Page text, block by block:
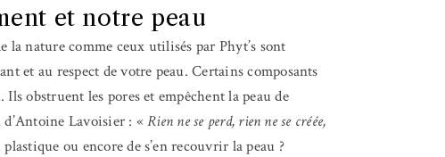
et notre peau
la nature comme ceux utilisés par Phyt’s sont
et au respect de votre peau. Certains composants
obstruent les pores et empêchent la peau de
Lavoisier : «Rien ne se perd, rien ne se créée,
ou encore de s’en recouvrir la peau ?